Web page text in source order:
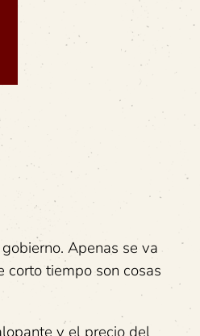
Apenas se va
corto tiempo son cosas